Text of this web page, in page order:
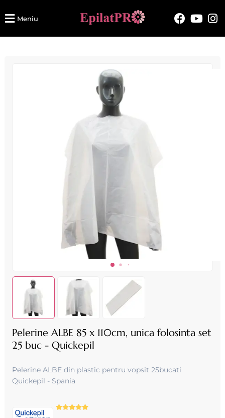
Meniu
Pelerine ALBE 85 x 110cm, unica folosinta set
25 buc - Quickepil
Pelerine ALBE din plastic pentru vopsit 25bucati
Quickepil - Spania